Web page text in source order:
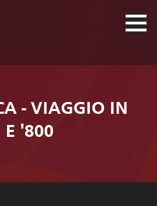
- VIAGGIO IN
E '800